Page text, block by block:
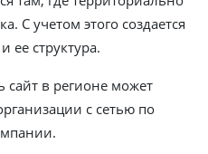
С учетом этого создается
ее структура.
сайт в регионе может
с сетью по